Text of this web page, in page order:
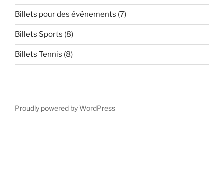
Billets pour des événements (7)
Billets Sports (8)
Billets Tennis (8)
Proudly powered by WordPress